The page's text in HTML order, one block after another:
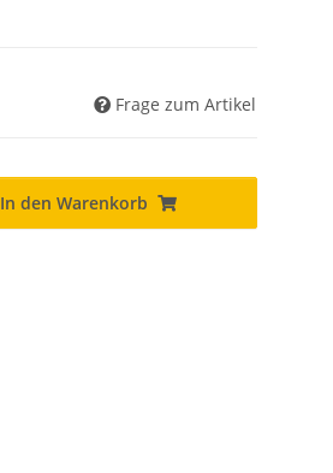
Frage zum Artikel
In den Warenkorb